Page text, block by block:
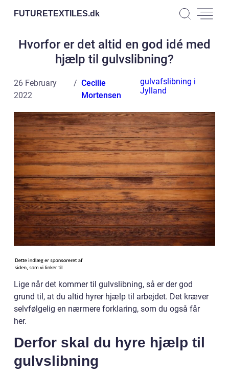
FUTURETEXTILES.dk
Hvorfor er det altid en god idé med
hjælp til gulvslibning?
26 February
2022
Cecilie
Mortensen
gulvafslibning i
Jylland
Lige når det kommer til gulvslibning, så er der god
grund til, at du altid hyrer hjælp til arbejdet. Det kræver
selvfølgelig en nærmere forklaring, som du også får
her.
Derfor skal du hyre hjælp til
gulvslibning